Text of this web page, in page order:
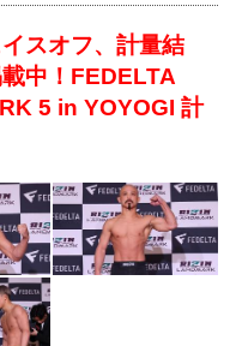
スオフ、計量結
中！FEDELTA
5 in YOYOGI 計